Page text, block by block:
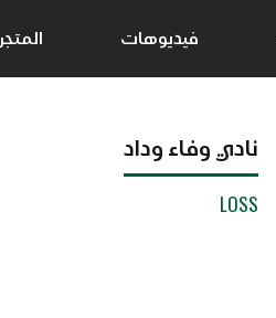
فيديوهات المتجر
نادي وفاء وداد
LOSS